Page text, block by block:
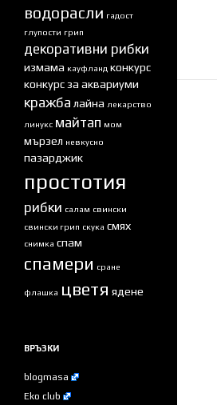
водорасли гадост
глупости грип
декоративни рибки
измама кауфланд конкурс
конкурс за аквариуми
кражба лайна лекарство
линукс майтап мом
мързел невкусно
пазарджик
простотия
рибки салам свински
свински грип скука смях
снимка спам
спамери сране
флашка цветя ядене
ВРЪЗКИ
blogmasa
Eko club